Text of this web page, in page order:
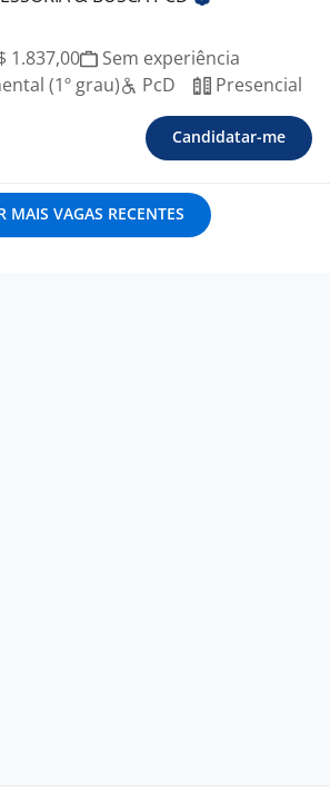
1.837,00
Sem experiência
(1º grau)
PcD Presencial
Candidatar-me
MAIS VAGAS RECENTES